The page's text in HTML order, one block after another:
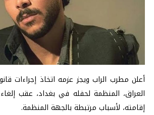
أعلن مطرب الراب ويجز عزمه اتخاذ إجراءات
العراق، المنظمة لحفله في بغداد، عقب
إقامته، لأسباب مرتبطة بالجهة المنظمة.